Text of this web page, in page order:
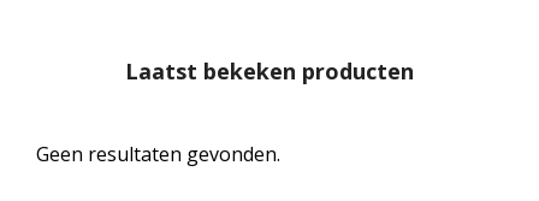
Laatst bekeken producten
Geen resultaten gevonden.